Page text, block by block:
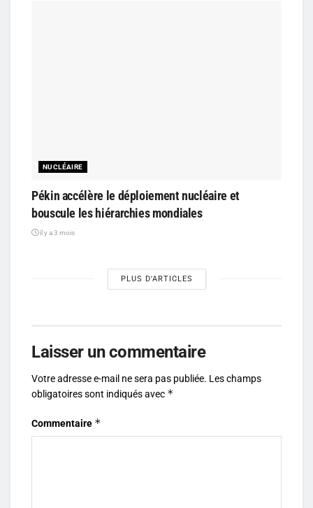
NUCLÉAIRE
Pékin accélère le déploiement nucléaire et
bouscule les hiérarchies mondiales
il y a 3 mois
PLUS D'ARTICLES
Laisser un commentaire
Votre adresse e-mail ne sera pas publiée. Les champs
obligatoires sont indiqués avec *
Commentaire *